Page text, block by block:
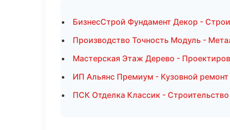
БизнесСтрой Фундамент Декор -
Производство Точность Модуль -
Мастерская Этаж Дерево -
ИП Альянс Премиум - Кузовной
ПСК Отделка Классик -